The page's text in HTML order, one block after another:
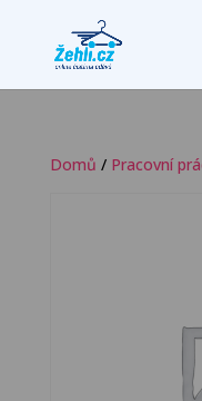
Domů / Pracovní